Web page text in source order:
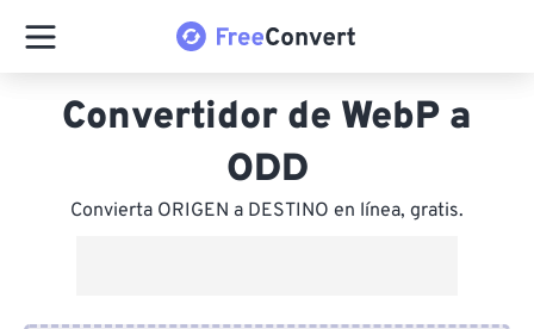
Convertidor de WebP a
ODD
Convierta ORIGEN a DESTINO en línea, gratis.